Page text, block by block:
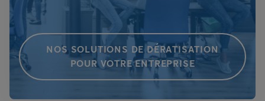
NOS SOLUTIONS DE DÉRATISATION
POUR VOTRE ENTREPRISE